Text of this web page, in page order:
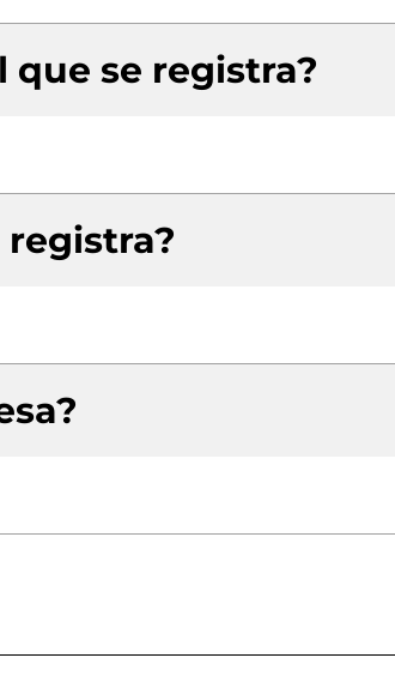
que se registra?
registra?